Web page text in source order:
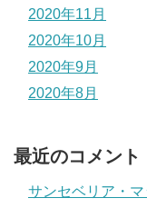
2020年11月
2020年10月
2020年9月
2020年8月
最近のコメント
サンセベリア・